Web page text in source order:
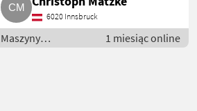
6020 Innsbruck
Maszyny
budowlane /
1 miesiąc online